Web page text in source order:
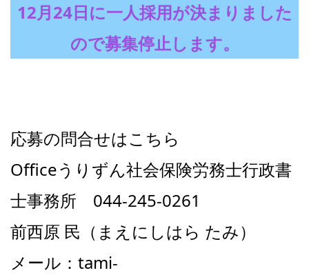
12月24日に一人採用が決まりました
ので募集停止します。
応募の問合せはこちら
Officeうりずん社会保険労務士行政書
士事務所 044-245-0261
前西原 民（まえにしはら たみ）
メール：tami-